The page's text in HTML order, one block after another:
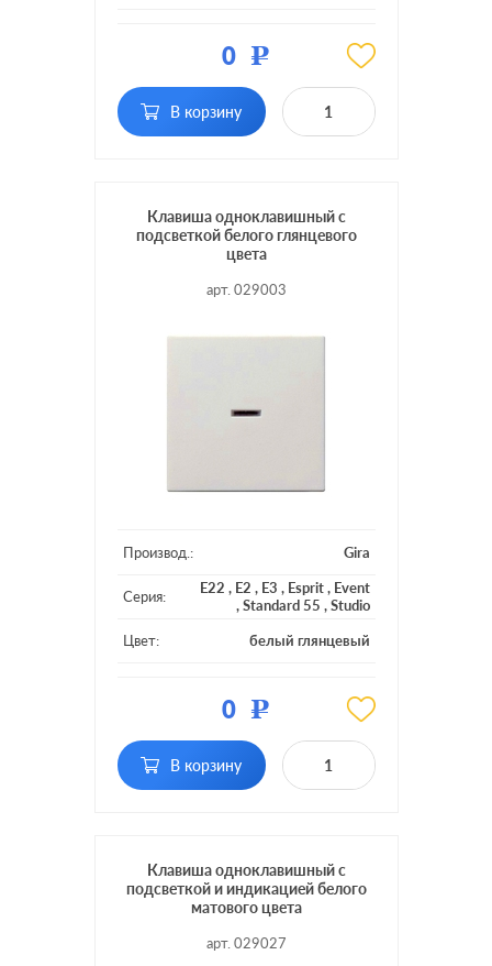
клавиш:
Подсветка: без подсветки
0 Р
В корзину
Клавиша одноклавишный с
подсветкой белого глянцевого
цвета
арт. 029003
Производ.: Gira
Серия: E22 , E2 , E3 , Esprit, Event
,Standard 55 ,Studio
Цвет:
белый глянцевый
клавиш:
Подсветка:
с подсветкой, с
индикацией
0 Р
В корзину
Клавиша одноклавишный с
подсветкой и индикацией белого
матового цвета
арт. 029027